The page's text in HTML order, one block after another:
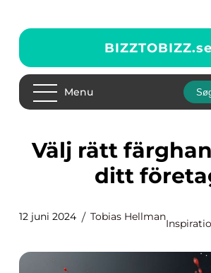
BIZZTOBIZZ.se
Menu
Välj rätt färghandel för
ditt
12 juni 2024 Tobias Hellman